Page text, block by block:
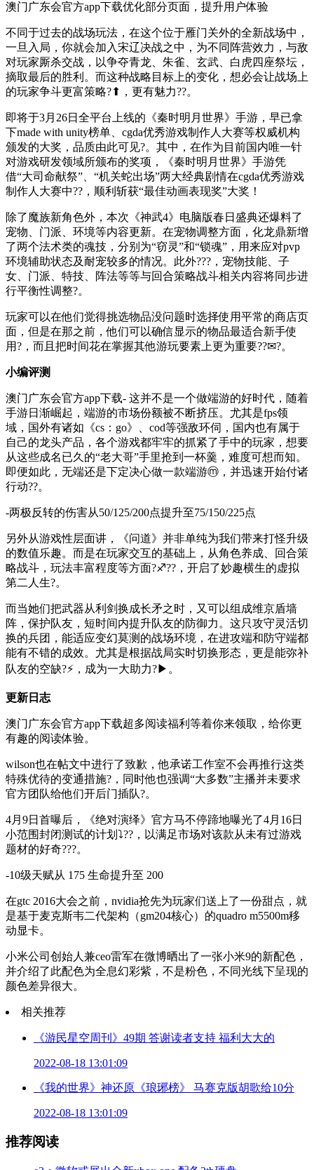
澳门广东会官方app下载优化部分页面，提升用户体验
不同于过去的战场玩法，在这个位于雁门关外的全新战场中，
一旦入局，你就会加入宋辽决战之中，为不同阵营效力，与敌
对玩家厮杀交战，以争夺青龙、朱雀、玄武、白虎四座祭坛，
摘取最后的胜利。而这种战略目标上的变化，想必会让战场上
的玩家争斗更富策略?⬆，更有魅力??。
即将于3月26日全平台上线的《秦时明月世界》手游，早已拿
下made with unity榜单、cgda优秀游戏制作人大赛等权威机构
颁发的大奖，品质由此可见?。其中，在作为目前国内唯一针
对游戏研发领域所颁布的奖项，《秦时明月世界》手游凭
借“大司命献祭”、“机关蛇出场”两大经典剧情在cgda优秀游戏
制作人大赛中??，顺利斩获“最佳动画表现奖”大奖！
除了魔族新角色外，本次《神武4》电脑版春日盛典还爆料了
宠物、门派、环境等内容更新。在宠物调整方面，化龙鼎新增
了两个法术类的魂技，分别为“窃灵”和“锁魂”，用来应对pvp
环境辅助状态及耐宠较多的情况。此外???，宠物技能、子
女、门派、特技、阵法等等与回合策略战斗相关内容将同步进
行平衡性调整?。
玩家可以在他们觉得挑选物品没问题时选择使用平常的商店页
面，但是在那之前，他们可以确信显示的物品最适合新手使
用?，而且把时间花在掌握其他游玩要素上更为重要??✉?。
小编评测
澳门广东会官方app下载- 这并不是一个做端游的好时代，随着
手游日渐崛起，端游的市场份额被不断挤压。尤其是fps领
域，国外有诸如《cs：go》、cod等强敌环伺，国内也有属于
自己的龙头产品，各个游戏都牢牢的抓紧了手中的玩家，想要
从这些成名已久的“老大哥”手里抢到一杯羹，难度可想而知。
即便如此，无端还是下定决心做一款端游ⓜ，并迅速开始付诸
行动??。
-两极反转的伤害从50/125/200点提升至75/150/225点
另外从游戏性层面讲，《问道》并非单纯为我们带来打怪升级
的数值乐趣。而是在玩家交互的基础上，从角色养成、回合策
略战斗，玩法丰富程度等方面?♐??，开启了妙趣横生的虚拟
第二人生?。
而当她们把武器从利剑换成长矛之时，又可以组成维京盾墙
阵，保护队友，短时间内提升队友的防御力。这只攻守灵活切
换的兵团，能适应变幻莫测的战场环境，在进攻端和防守端都
能有不错的成效。尤其是根据战局实时切换形态，更是能弥补
队友的空缺?⚡，成为一大助力?▶。
更新日志
澳门广东会官方app下载超多阅读福利等着你来领取，给你更
有趣的阅读体验。
wilson也在帖文中进行了致歉，他承诺工作室不会再推行这类
特殊优待的变通措施?，同时他也强调“大多数”主播并未要求
官方团队给他们开后门插队?。
4月9日首曝后，《绝对演绎》官方马不停蹄地曝光了4月16日
小范围封闭测试的计划⤵??，以满足市场对该款从未有过游戏
题材的好奇???。
-10级天赋从 175 生命提升至 200
在gtc 2016大会之前，nvidia抢先为玩家们送上了一份甜点，就
是基于麦克斯韦二代架构（gm204核心）的quadro m5500m移
动显卡。
小米公司创始人兼ceo雷军在微博晒出了一张小米9的新配色，
并介绍了此配色为全息幻彩紫，不是粉色，不同光线下呈现的
颜色差异很大。
相关推荐
《游民星空周刊》49期 答谢读者支持 福利大大的
2022-08-18 13:01:09
《我的世界》神还原《琅琊榜》 马赛克版胡歌给10分
2022-08-18 13:01:09
推荐阅读